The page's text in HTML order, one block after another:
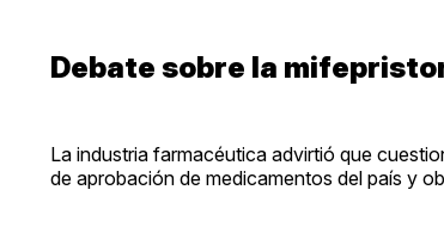
Debate sobre la
La industria farmacéutica advirtió que
de aprobación de medicamentos del país y